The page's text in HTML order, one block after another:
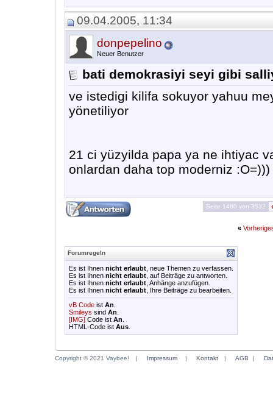
09.04.2005, 11:34
donpepelino
Neuer Benutzer
bati demokrasiyi seyi gibi
ve istedigi kilifa sokuyor yahuu
yönetiliyor
21 ci yüzyilda papa ya ne ihtiyac
onlardan daha top moderniz :O=)))
Seite 1480 von 3532
«
Forumregeln
Es ist Ihnen nicht erlaubt , neue Themen zu verfassen.
Es ist Ihnen nicht erlaubt , auf Beiträge zu antworten.
Es ist Ihnen nicht erlaubt , Anhänge anzufügen.
Es ist Ihnen nicht erlaubt , Ihre Beiträge zu bearbeiten.
vB Code ist An
Smileys sind An
[IMG] Code ist An
HTML-Code ist Aus
Copyright © 2021 Vaybee! | Impressum | Kontakt | AGB |